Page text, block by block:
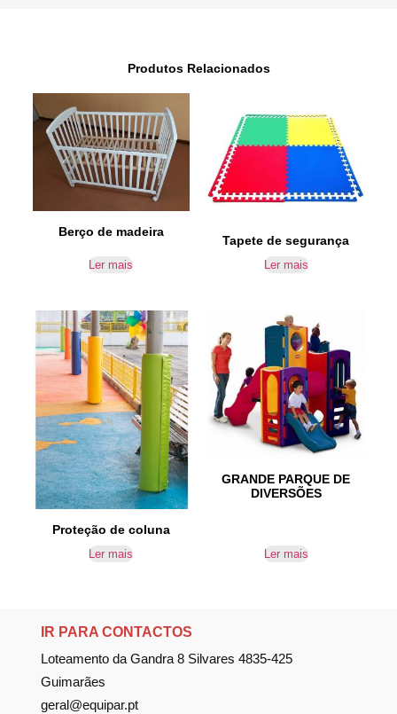
Produtos Relacionados
Berço de madeira
Ler mais
Tapete de segurança
Ler mais
Proteção de coluna
Ler mais
GRANDE PARQUE DE
DIVERSÕES
Ler mais
IR PARA CONTACTOS
Loteamento da Gandra 8 Silvares 4835-425
Guimarães
geral@equipar.pt